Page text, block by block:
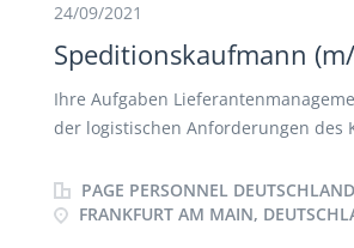
24/09/2021
Speditionskaufmann
Ihre Aufgaben
der logistischen Anforderungen des
Spezifikationen Organisation und
Eingangslogistik Wöchentlichen
PAGE PERSONNEL
FRANKFURT AM MAIN,